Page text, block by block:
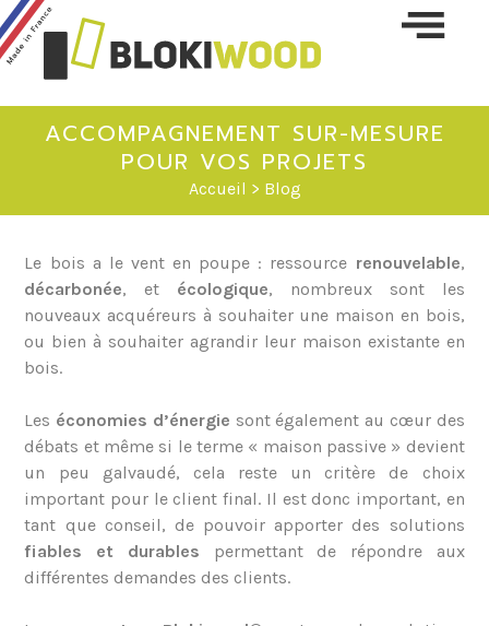
ACCOMPAGNEMENT SUR-MESURE
POUR VOS PROJETS
Accueil > Blog
Le bois a le vent en poupe : ressource renouvelable,
décarbonée, et écologique, nombreux sont les
nouveaux acquéreurs à souhaiter une maison en bois,
ou bien à souhaiter agrandir leur maison existante en
bois.
Les économies d’énergie sont également au cœur des
débats et même si le terme « maison passive » devient
un peu galvaudé, cela reste un critère de choix
important pour le client final. Il est donc important, en
tant que conseil, de pouvoir apporter des solutions
fiables et durables permettant de répondre aux
différentes demandes des clients.